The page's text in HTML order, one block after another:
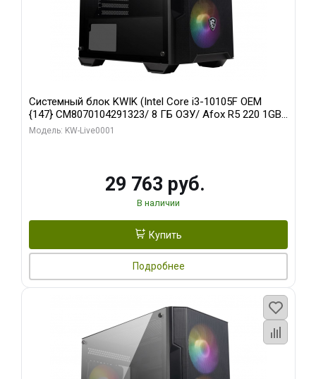
Системный блок KWIK (Intel Core i3-10105F OEM
{147} CM8070104291323/ 8 ГБ ОЗУ/ Afox R5 220 1GB
DDR3 64bit VGA DVI HDMI 1FAN LP RTL / 128 ГБ SSD)
Модель: KW-Live0001
29 763 руб.
В наличии
Купить
Подробнее